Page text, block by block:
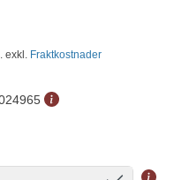
exkl. Fraktkostnader